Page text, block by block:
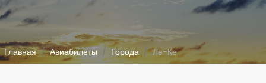
Главная Авиабилеты Города Ле-Ке